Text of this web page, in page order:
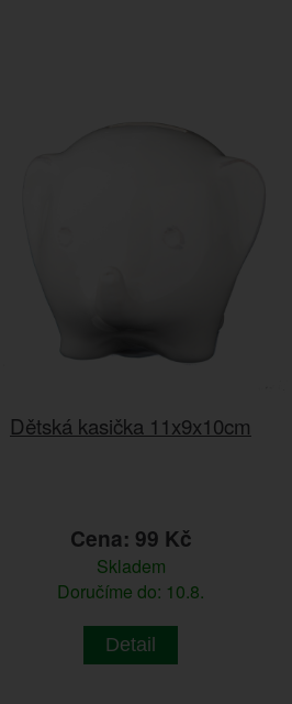
Dětská kasička 11x9x10cm
Cena: 99 Kč
Skladem
Doručíme do: 10.8.
Detail